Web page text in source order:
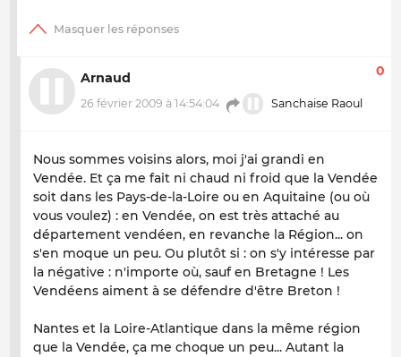
Arnaud
26 février 2009 à 14:54:04 Sanchaise Raoul
0
Nous sommes voisins alors, moi j'ai grandi en
Vendée. Et ça me fait ni chaud ni froid que la Vendée
soit dans les Pays-de-la-Loire ou en Aquitaine (ou où
vous voulez) : en Vendée, on est très attaché au
département vendéen, en revanche la Région... on
s'en moque un peu. Ou plutôt si : on s'y intéresse par
la négative : n'importe où, sauf en Bretagne ! Les
Vendéens aiment à se défendre d'être Breton !
Nantes et la Loire-Atlantique dans la même région
que la Vendée, ça me choque un peu... Autant la